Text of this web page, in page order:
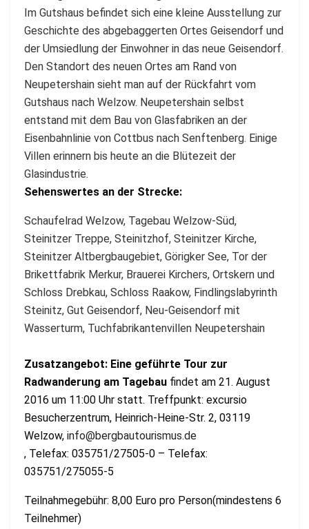
Im Gutshaus befindet sich eine kleine Ausstellung zur
Geschichte des abgebaggerten Ortes Geisendorf und
der Umsiedlung der Einwohner in das neue Geisendorf.
Den Standort des neuen Ortes am Rand von
Neupetershain sieht man auf der Rückfahrt vom
Gutshaus nach Welzow. Neupetershain selbst
entstand mit dem Bau von Glasfabriken an der
Eisenbahnlinie von Cottbus nach Senftenberg. Einige
Villen erinnern bis heute an die Blütezeit der
Glasindustrie.
Sehenswertes an der Strecke:
Schaufelrad Welzow, Tagebau Welzow-Süd,
Steinitzer Treppe, ­Steinitzhof, Steinitzer Kirche,
Steinitzer Altbergbaugebiet, Görigker See, Tor der
Brikettfabrik Merkur, Brauerei Kirchers, Ortskern und
Schloss Drebkau, Schloss Raakow, Findlingslabyrinth
Steinitz, Gut Geisendorf, Neu-Geisendorf mit
Wasserturm, Tuchfabrikantenvillen Neupetershain
Zusatzangebot: Eine geführte Tour zur
Radwanderung am Tagebau findet am 21. August
2016 um 11:00 Uhr statt. Treffpunkt: excursio
Besucherzentrum, Heinrich-Heine-Str. 2, 03119
Welzow, info@bergbautourismus.de
, Telefax: 035751/27505-0 – Telefax:
035751/275055-5
Teilnahmegebühr: 8,00 Euro pro Person(mindestens 6
Teilnehmer)